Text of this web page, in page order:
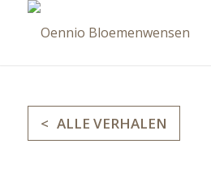
ALLE VERHALEN